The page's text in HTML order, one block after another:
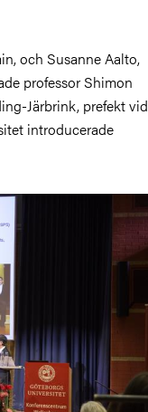
och Susanne Aalto,
professor Shimon
Järbrink, prefekt vid
introducerade